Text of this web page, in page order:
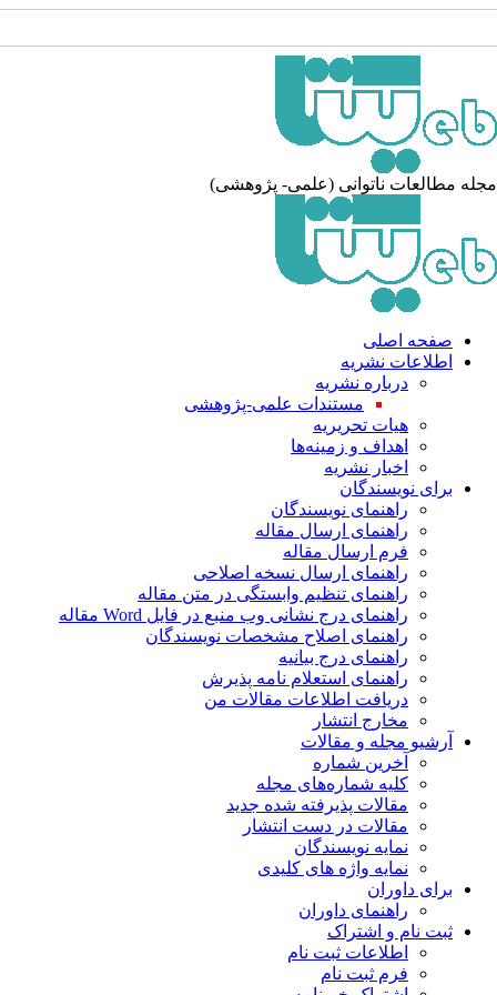
مطالعات ناتوانی (علمی- پژوهشی)
صفحه اصلی
اطلاعات نشریه
درباره نشریه
مستندات علمی-پژوهشی
هیات تحریریه
اهداف و زمینه‌ها
اخبار نشریه
برای نویسندگان
راهنمای نویسندگان
راهنمای ارسال مقاله
فرم ارسال مقاله
راهنمای ارسال نسخه اصلاحی
راهنمای تنظیم وابستگی در متن مقاله
راهنمای درج نشانی وب منبع در فایل Word مقاله
راهنمای اصلاح مشخصات نویسندگان
راهنمای درج بیانیه
راهنمای استعلام نامه پذیرش
دریافت اطلاعات مقالات من
مخارج انتشار
آرشیو مجله و مقالات
آخرین شماره
کلیه شماره‌های مجله
مقالات پذیرفته شده جدید
مقالات در دست انتشار
نمایه نویسندگان
نمایه واژه های کلیدی
برای داوران
راهنمای داوران
ثبت نام و اشتراک
اطلاعات ثبت نام
فرم ثبت نام